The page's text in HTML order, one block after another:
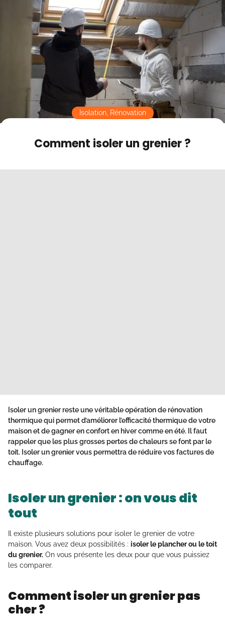
Contact
Mode sombre
Comment isoler un grenier ?
Isolation, Rénovation
Isoler un grenier reste une véritable opération de rénovation
thermique qui permet d’améliorer l’efficacité thermique de votre
maison et de gagner en confort en hiver comme en été. Il faut
rappeler que les plus grosses pertes de chaleurs se font par le
toit. Isoler un grenier vous permettra de réduire vos factures de
chauffage.
Isoler un grenier : on vous dit
tout
Il existe plusieurs solutions pour isoler le grenier de votre
maison. Vous avez deux possibilités : isoler le plancher ou le toit
du grenier. On vous présente les deux pour que vous puissiez
les comparer.
Comment isoler un grenier pas
cher ?